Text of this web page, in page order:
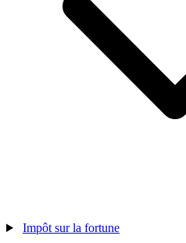
Impôt sur la fortune